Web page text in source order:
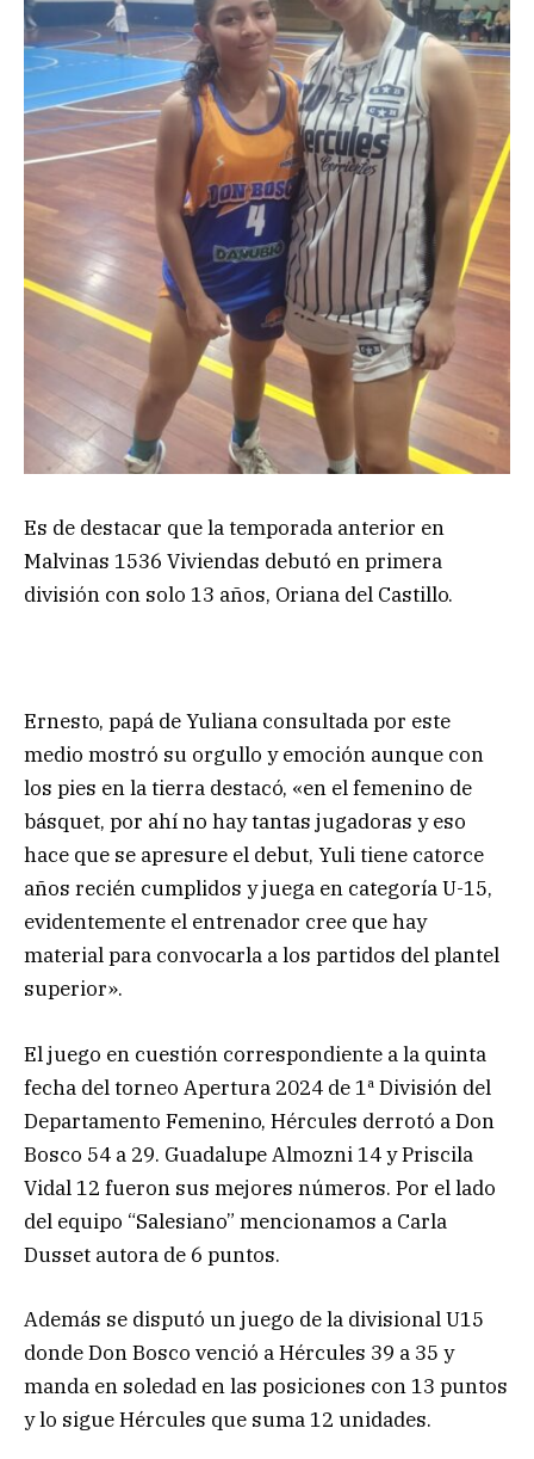
Es de destacar que la temporada anterior en
Malvinas 1536 Viviendas debutó en primera
división con solo 13 años, Oriana del Castillo.
Ernesto, papá de Yuliana consultada por este
medio mostró su orgullo y emoción aunque con
los pies en la tierra destacó, «en el femenino de
básquet, por ahí no hay tantas jugadoras y eso
hace que se apresure el debut, Yuli tiene catorce
años recién cumplidos y juega en categoría U-15,
evidentemente el entrenador cree que hay
material para convocarla a los partidos del plantel
superior».
El juego en cuestión correspondiente a la quinta
fecha del torneo Apertura 2024 de 1ª División del
Departamento Femenino, Hércules derrotó a Don
Bosco 54 a 29. Guadalupe Almozni 14 y Priscila
Vidal 12 fueron sus mejores números. Por el lado
del equipo “Salesiano” mencionamos a Carla
Dusset autora de 6 puntos.
Además se disputó un juego de la divisional U15
donde Don Bosco venció a Hércules 39 a 35 y
manda en soledad en las posiciones con 13 puntos
y lo sigue Hércules que suma 12 unidades.